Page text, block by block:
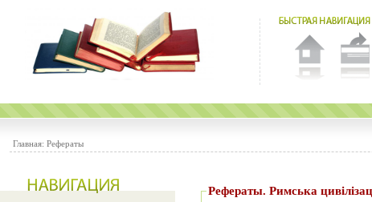
Главная: Рефераты
Рефераты. Римська